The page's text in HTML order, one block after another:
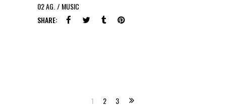
02AG.
MUSIC
SHARE:
1 2 3